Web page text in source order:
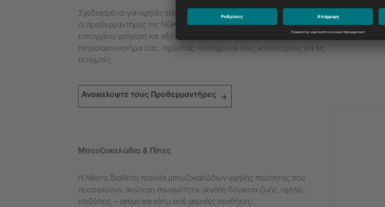
Σχεδιασμένοι για υψηλές επιδόσεις κάτω από τις πιο ακραίες συνθήκες,
οι προθερμαντήρες της NGK βοηθούν τον πετρελαιοκινητήρα σας να
επιτυγχάνει γρήγορη και αξιόπιστη εκκίνηση. Αξιοποιήστε στο μέγιστο τον
πετρελαιοκινητήρα σας, τηρώντας ταυτόχρονα τους κανονισμούς για τις
εκπομπές.
Ανακαλύψτε τους Προθερμαντήρες
Μπουζοκαλώδια & Πίπες
Η Niterra διαθέτει ποικιλία μπουζοκαλώδιων υψηλής ποιότητας που
προσφέρουν ανώτερη αγωγιμότητα, μεγάλη διάρκεια ζωής, υψηλές
επιδόσεις – ακόμη και κάτω από ακραίες συνθήκες.